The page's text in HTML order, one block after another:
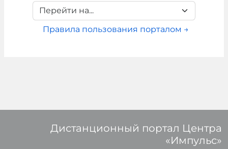
Перейти на...
Правила пользования порталом →
Дистанционный портал Центра
«Импульс»